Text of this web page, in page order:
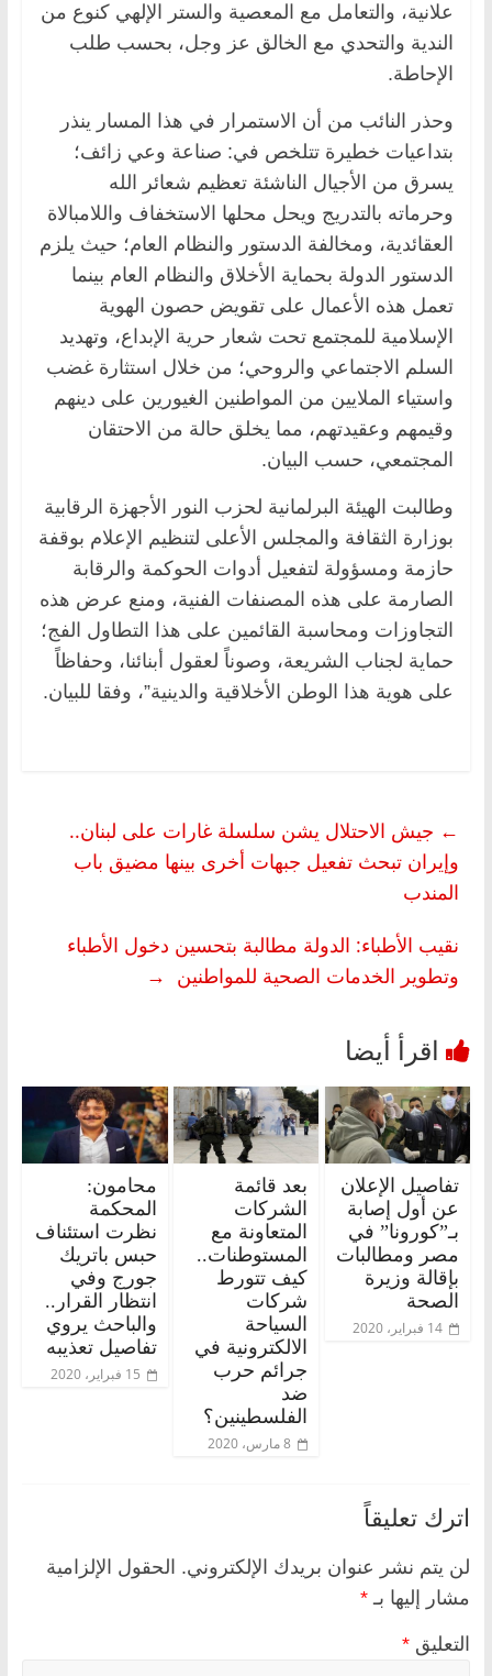
علانية، والتعامل مع المعصية والستر الإلهي كنوع من
الندية والتحدي مع الخالق عز وجل، بحسب طلب
الإحاطة.
وحذر النائب من أن الاستمرار في هذا المسار ينذر
بتداعيات خطيرة تتلخص في: صناعة وعي زائف؛
يسرق من الأجيال الناشئة تعظيم شعائر الله
وحرماته بالتدريج ويحل محلها الاستخفاف واللامبالاة
العقائدية، ومخالفة الدستور والنظام العام؛ حيث يلزم
الدستور الدولة بحماية الأخلاق والنظام العام بينما
تعمل هذه الأعمال على تقويض حصون الهوية
الإسلامية للمجتمع تحت شعار حرية الإبداع، وتهديد
السلم الاجتماعي والروحي؛ من خلال استثارة غضب
واستياء الملايين من المواطنين الغيورين على دينهم
وقيمهم وعقيدتهم، مما يخلق حالة من الاحتقان
المجتمعي، حسب البيان.
وطالبت الهيئة البرلمانية لحزب النور الأجهزة الرقابية
بوزارة الثقافة والمجلس الأعلى لتنظيم الإعلام بوقفة
حازمة ومسؤولة لتفعيل أدوات الحوكمة والرقابة
الصارمة على هذه المصنفات الفنية، ومنع عرض هذه
التجاوزات ومحاسبة القائمين على هذا التطاول الفج؛
حماية لجناب الشريعة، وصوناً لعقول أبنائنا، وحفاظاً
على هوية هذا الوطن الأخلاقية والدينية”، وفقا للبيان.
← جيش الاحتلال يشن سلسلة غارات على لبنان..
وإيران تبحث تفعيل جبهات أخرى بينها مضيق باب
المندب
نقيب الأطباء: الدولة مطالبة بتحسين دخول الأطباء
وتطوير الخدمات الصحية للمواطنين →
تفاصيل الإعلان
عن أول إصابة
بـ”كورونا” في
مصر ومطالبات
بإقالة وزيرة
الصحة
14 فبراير، 2020
بعد قائمة
الشركات
المتعاونة مع
المستوطنات..
كيف تتورط
شركات
السياحة
الالكترونية في
جرائم حرب
ضد
الفلسطينين؟
8 مارس، 2020
محامون:
المحكمة
نظرت استئناف
حبس باتريك
جورج وفي
انتظار القرار..
والباحث يروي
تفاصيل تعذيبه
15 فبراير، 2020
اترك تعليقاً
لن يتم نشر عنوان بريدك الإلكتروني. الحقول الإلزامية
مشار إليها بـ *
التعليق *